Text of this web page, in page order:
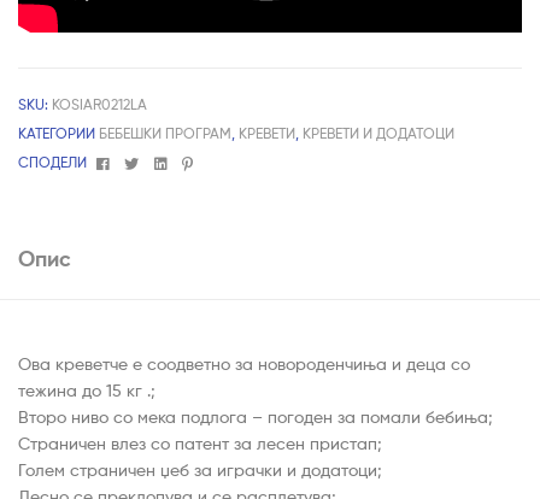
SKU: KOSIAR0212LA
КАТЕГОРИИ БЕБЕШКИ ПРОГРАМ, КРЕВЕТИ, КРЕВЕТИ И ДОДАТОЦИ
СПОДЕЛИ
FacebookTwitterLinkedin
Pinterest
Опис
Ова креветче е соодветно за новороденчиња и деца со
тежина до 15 кг .;
Второ ниво со мека подлога – погоден за помали бебиња;
Страничен влез со патент за лесен пристап;
Голем страничен џеб за играчки и додатоци;